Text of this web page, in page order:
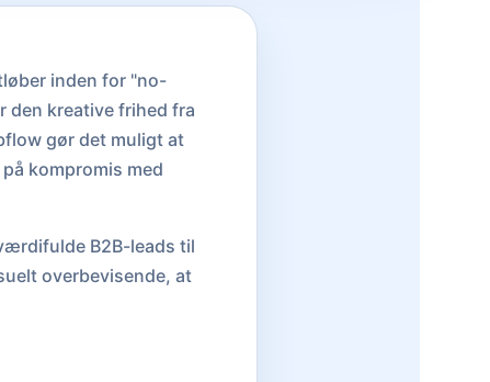
inden for "no-
kreative frihed fra
gør det muligt at
kompromis med
B2B-leads til
overbevisende, at